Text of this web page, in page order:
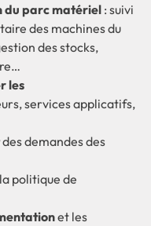
du parc matériel: suivi
des machines du
des stocks,
les
services applicatifs,
des demandes des
politique de
et les